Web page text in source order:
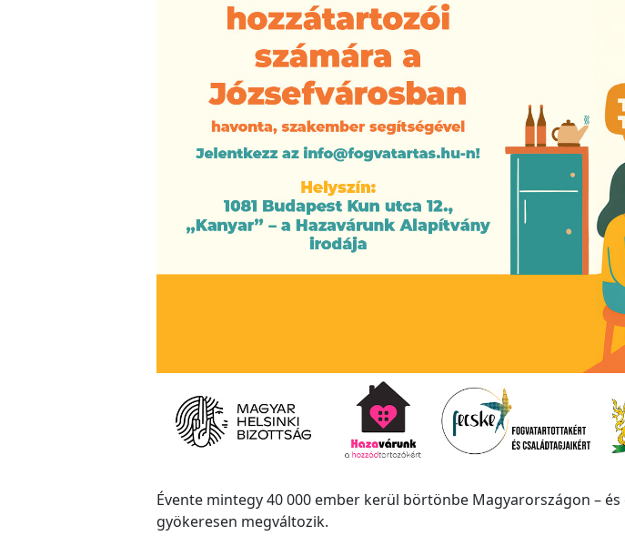
Évente mintegy 40 000 ember kerül börtönbe Magyarországon –
gyökeresen megváltozik.